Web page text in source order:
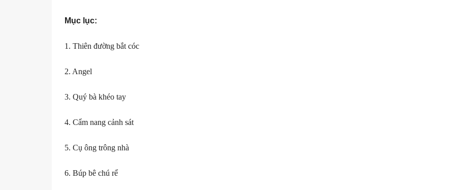
Mục lục:
1. Thiên đường bắt cóc
2. Angel
3. Quý bà khéo tay
4. Cẩm nang cảnh sát
5. Cụ ông trông nhà
6. Búp bê chú rể